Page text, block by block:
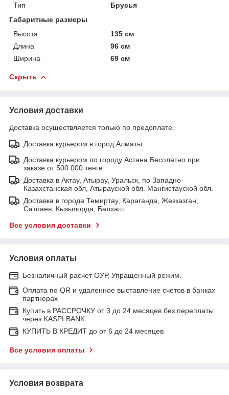
Тип
Брусья
Габаритные размеры
Высота
135 см
Длина
96 см
Ширина
69 см
Скрыть
Условия доставки
Доставка осуществляется только по предоплате.
Доставка курьером в город Алматы
Доставка курьером по городу Астана Бесплатно при
заказе от 500 000 тенге
Доставка в Актау, Атырау, Уральск, по Западно-
Казахстанская обл, Атырауской обл. Мангистауской обл.
Доставка в города Темиртау, Караганда, Жезказган,
Сатпаев, Кызылорда, Балхаш
Все условия доставки
Условия оплаты
Безналичный расчет ОУР, Упращенный режим.
Оплата по QR и удаленное выставление счетов в банках
партнерах
Купить в РАССРОЧКУ от 3 до 24 месяцев без переплаты
через KASPI BANK
КУПИТЬ В КРЕДИТ до от 6 до 24 месяцев
Все условия оплаты
Условия возврата